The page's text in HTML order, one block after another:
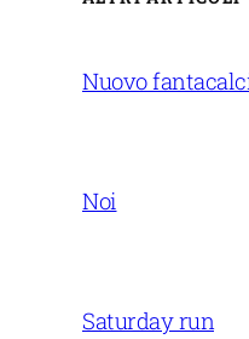
Nuovo
Noi
Saturday run